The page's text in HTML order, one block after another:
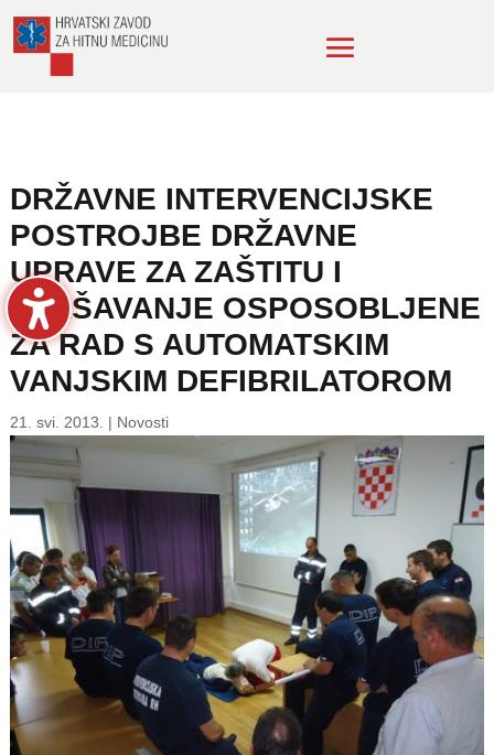
DRŽAVNE INTERVENCIJSKE
POSTROJBE DRŽAVNE
UPRAVE ZA ZAŠTITU I
SPAŠAVANJE OSPOSOBLJENE
ZA RAD S AUTOMATSKIM
VANJSKIM DEFIBRILATOROM
21. svi. 2013. | Novosti